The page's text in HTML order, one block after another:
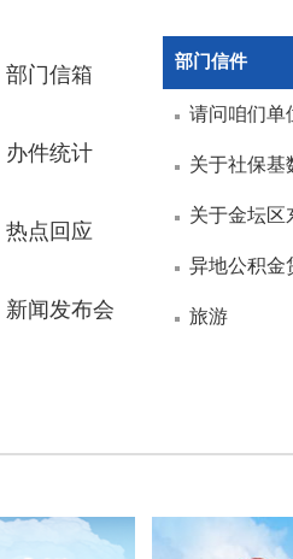
部门信箱
办件统计
热点回应
新闻发布会
部门信件
请问咱们单
关于社保基
关于金坛区
异地公积金
旅游